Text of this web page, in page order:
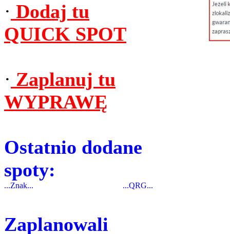
· Dodaj tu
QUICK SPOT
· Zaplanuj tu
WYPRAWĘ
Ostatnio dodane
spoty:
...Znak... ...QRG...
Zaplanowali